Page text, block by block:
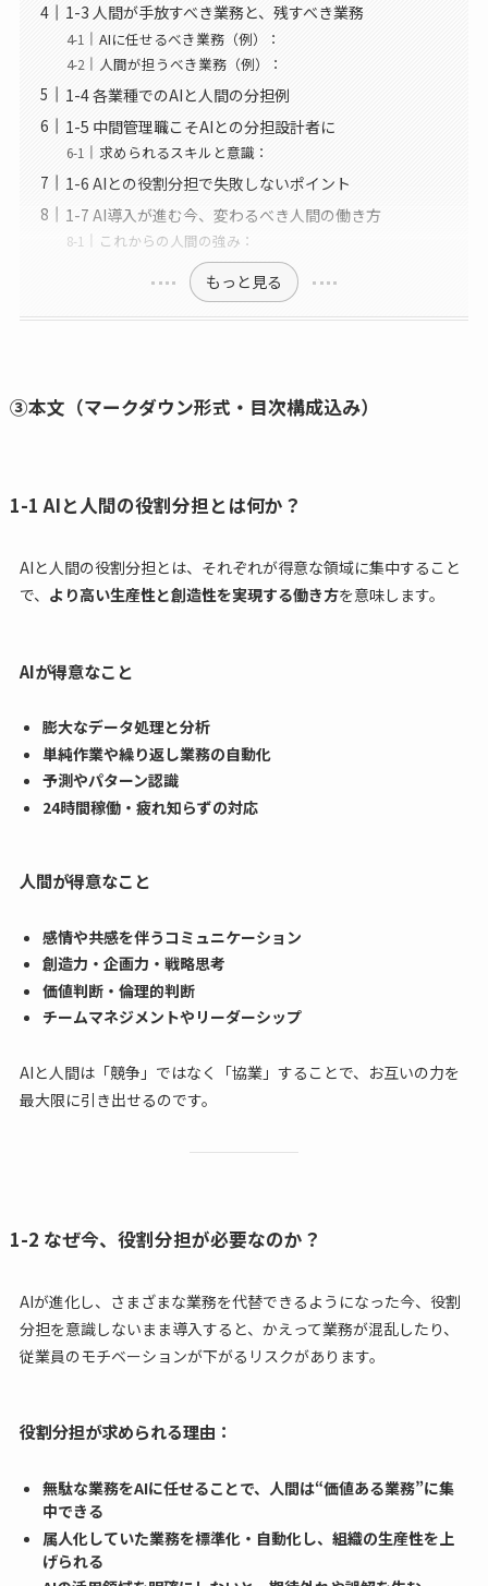
1-3 人間が手放すべき業務と、残すべき業務
AIに任せるべき業務（例）：
人間が担うべき業務（例）：
1-4 各業種でのAIと人間の分担例
1-5 中間管理職こそAIとの分担設計者に
求められるスキルと意識：
1-6 AIとの役割分担で失敗しないポイント
1-7 AI導入が進む今、変わるべき人間の働き方
これからの人間の強み：
もっと見る
③本文（マークダウン形式・目次構成込み）
1-1 AIと人間の役割分担とは何か？
AIと人間の役割分担とは、それぞれが得意な領域に集中すること
で、 より高い生産性と創造性を実現する働き方を意味します。
AIが得意なこと
膨大なデータ処理と分析
単純作業や繰り返し業務の自動化
予測やパターン認識
24時間稼働・疲れ知らずの対応
人間が得意なこと
感情や共感を伴うコミュニケーション
創造力・企画力・戦略思考
価値判断・倫理的判断
チームマネジメントやリーダーシップ
AIと人間は「競争」ではなく「協業」することで、お互いの力を
最大限に引き出せるのです。
1-2 なぜ今、役割分担が必要なのか？
AIが進化し、さまざまな業務を代替できるようになった今、役割
分担を意識しないまま導入すると、かえって業務が混乱したり、
従業員のモチベーションが下がるリスクがあります。
役割分担が求められる理由：
無駄な業務をAIに任せることで、人間は“価値ある業務”に集
中できる
属人化していた業務を標準化・自動化し、組織の生産性を上
げられる